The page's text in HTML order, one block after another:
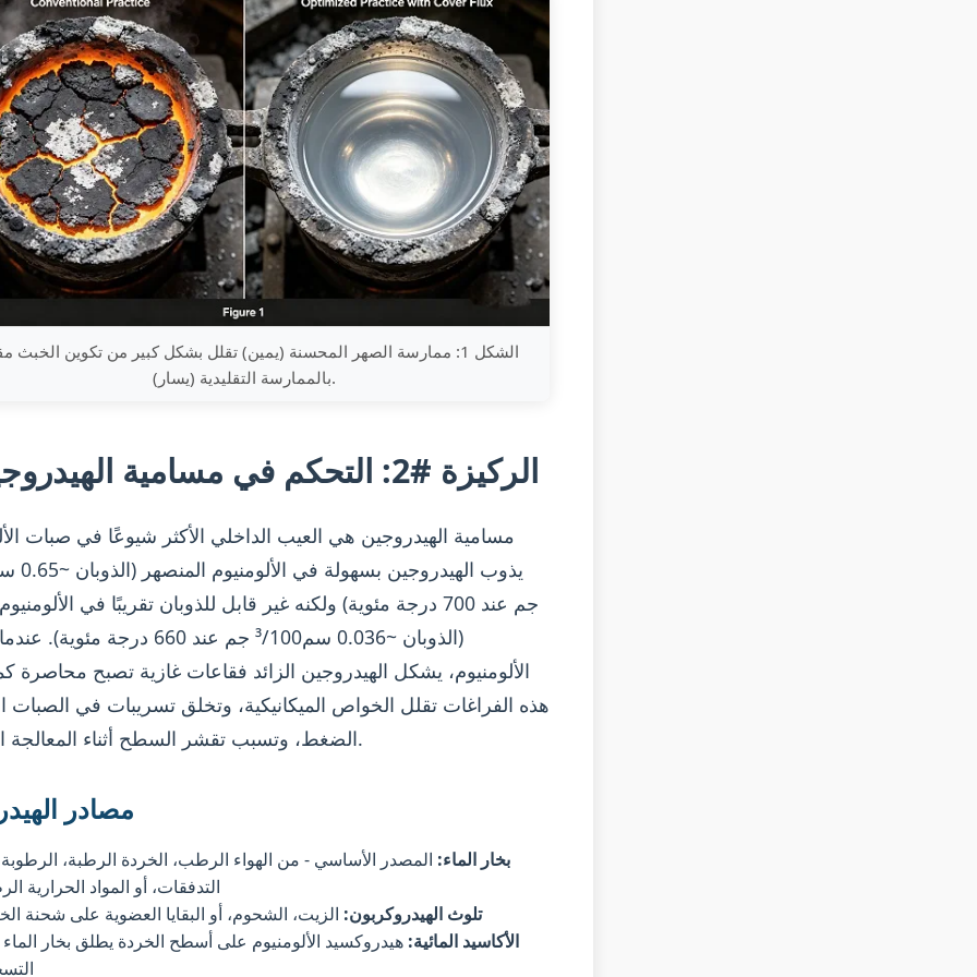
الشكل 1: ممارسة الصهر المحسنة (يمين) تقلل بشكل كبير من تكوين الخبث
بالممارسة التقليدية (يسار).
الركيزة #2: التحكم في مسامية الهيدروجين
مسامية الهيدروجين هي العيب الداخلي الأكثر شيوعًا في صبات
جم عند 700 درجة مئوية) ولكنه غير قابل للذوبان تقريبًا في
(الذوبان ~0.036 سم³/100 جم عند 660 درجة
الألومنيوم، يشكل الهيدروجين الزائد فقاعات غازية تصبح محاصرة
هذه الفراغات تقلل الخواص الميكانيكية، وتخلق تسريبات في الصبات
الضغط، وتسبب تقشر السطح أثناء المعالجة الحرارية.
مصادر
بخار الماء: المصدر الأساسي - من الهواء الرطب، الخردة الرطبة،
التدفقات، أو المواد الحرارية
تلوث الهيدروكربون: الزيت، الشحوم، أو البقايا العضوية على شحنة
الأكاسيد المائية: هيدروكسيد الألومنيوم على أسطح الخردة يطلق بخار